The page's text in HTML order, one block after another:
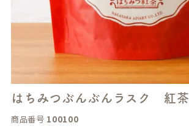
はちみつぶんぶんラスク 紅茶
商品番号 100100